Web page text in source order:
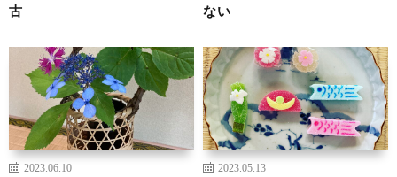
古
ない
2023.06.10
2023.05.13